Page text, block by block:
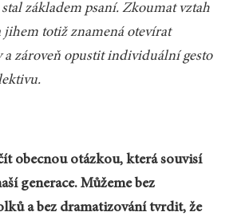
základem psaní. Zkoumat vztah
jihem totiž znamená otevírat
a zároveň opustit individuální gesto
obecnou otázkou, která souvisí
generace. Můžeme bez
a bez dramatizování tvrdit, že